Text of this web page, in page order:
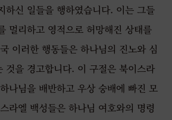
하신 일들을 행하였습니다. 이는 그들
멀리하고 영적으로 허망해진 상태를
이러한 행동들은 하나님의 진노와 심
것을 경고합니다. 이 구절은 북이스라
나님을 배반하고 우상 숭배에 빠진 모
라엘 백성들은 하나님 여호와의 명령